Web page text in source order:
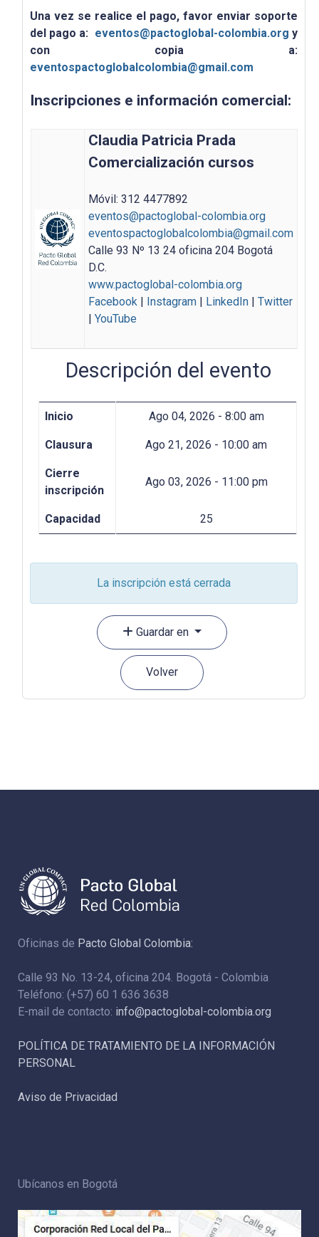
Una vez se realice el pago, favor enviar soporte
del pago a: eventos@pactoglobal-colombia.org y
con copia a:
eventospactoglobalcolombia@gmail.com
Inscripciones e información comercial:
Claudia Patricia Prada
Comercialización cursos
Móvil: 312 4477892
eventos@pactoglobal-colombia.org
eventospactoglobalcolombia@gmail.com
Calle 93 Nº 13 24 oficina 204 Bogotá
D.C.
www.pactoglobal-colombia.org
Facebook| Instagram| LinkedIn| Twitter
| YouTube
Descripción del evento
Inicio Ago 04, 2026 - 8:00 am
Clausura Ago 21, 2026 - 10:00 am
Cierre
inscripción
Ago 03, 2026 - 11:00 pm
Capacidad 25
La inscripción está cerrada
Guardar en
Volver
Oficinas de Pacto Global Colombia:
Calle 93 No. 13-24, oficina 204. Bogotá - Colombia
Teléfono: (+57) 60 1 636 3638
E-mail de contacto: info@pactoglobal-colombia.org
POLÍTICA DE TRATAMIENTO DE LA INFORMACIÓN
PERSONAL
Aviso de Privacidad
Ubícanos en Bogotá